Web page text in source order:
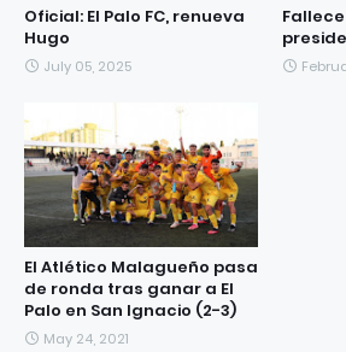
Oficial: El Palo FC, renueva
Hugo
July 05, 2025
El Atlético Malagueño pasa
de ronda tras ganar a El
Palo en San Ignacio (2-3)
May 24, 2021